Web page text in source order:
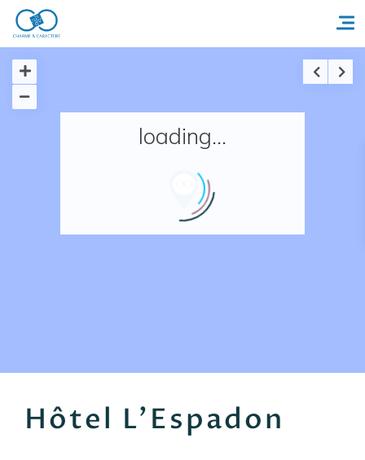
Accueil
Nos adresses en France
loading...
Hôtel L'Espadon